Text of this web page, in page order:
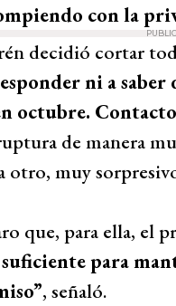
con la
decidió cortar
ni a
octubre.
de manera
otro, muy
que, para ella, el
suficiente para
, señaló.